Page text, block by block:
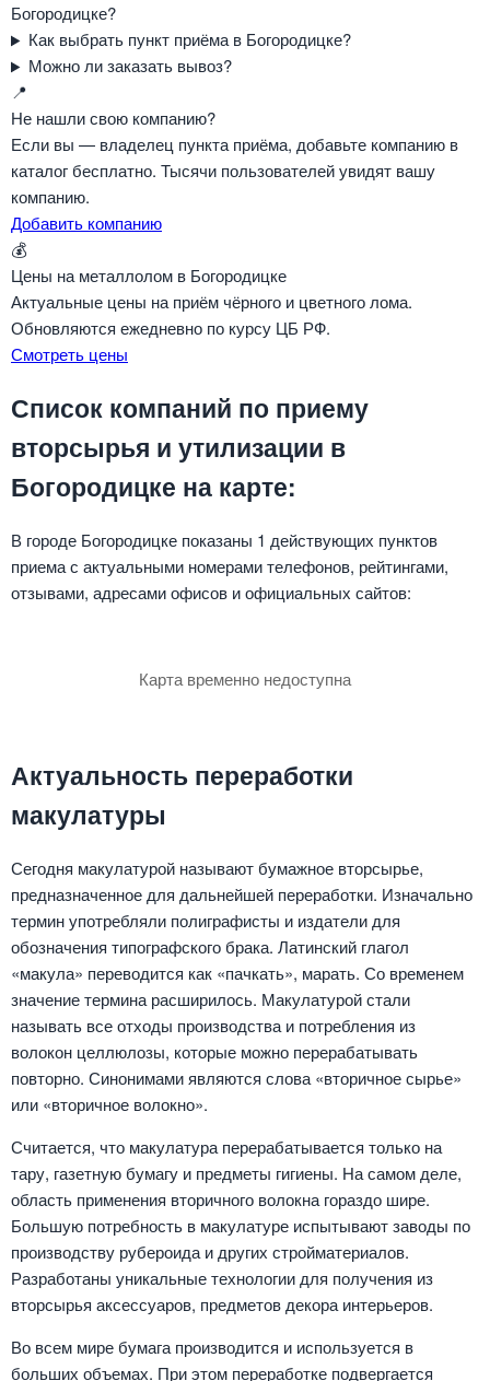
Богородицке?
Как выбрать пункт приёма в Богородицке?
Можно ли заказать вывоз?
📍
Не нашли свою компанию?
Если вы — владелец пункта приёма, добавьте компанию в
каталог бесплатно. Тысячи пользователей увидят вашу
компанию.
Добавить компанию
💰
Цены на металлолом в Богородицке
Актуальные цены на приём чёрного и цветного лома.
Обновляются ежедневно по курсу ЦБ РФ.
Смотреть цены
Список компаний по приему
вторсырья и утилизации в
Богородицке на карте:
В городе Богородицке показаны 1 действующих пунктов
приема с актуальными номерами телефонов, рейтингами,
отзывами, адресами офисов и официальных сайтов:
Карта временно недоступна
Актуальность переработки
макулатуры
Сегодня макулатурой называют бумажное вторсырье,
предназначенное для дальнейшей переработки. Изначально
термин употребляли полиграфисты и издатели для
обозначения типографского брака. Латинский глагол
«макула» переводится как «пачкать», марать. Со временем
значение термина расширилось. Макулатурой стали
называть все отходы производства и потребления из
волокон целлюлозы, которые можно перерабатывать
повторно. Синонимами являются слова «вторичное сырье»
или «вторичное волокно».
Считается, что макулатура перерабатывается только на
тару, газетную бумагу и предметы гигиены. На самом деле,
область применения вторичного волокна гораздо шире.
Большую потребность в макулатуре испытывают заводы по
производству рубероида и других стройматериалов.
Разработаны уникальные технологии для получения из
вторсырья аксессуаров, предметов декора интерьеров.
Во всем мире бумага производится и используется в
больших объемах. При этом переработке подвергается